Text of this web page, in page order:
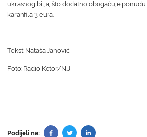
ukrasnog bilja, što dodatno obogaćuje ponudu.
karanfila 3 eura.
Tekst: Nataša Janović
Foto: Radio Kotor/N.J
Podijeli na: